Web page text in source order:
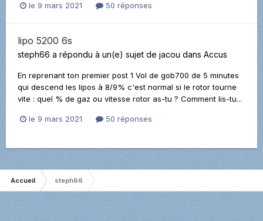
le 9 mars 2021 50 réponses
lipo 5200 6s
steph66 a répondu à un(e) sujet de jacou dans Accus
En reprenant ton premier post 1 Vol de gob700 de 5 minutes
qui descend les lipos à 8/9% c'est normal si le rotor tourne
vite : quel % de gaz ou vitesse rotor as-tu ? Comment lis-tu...
le 9 mars 2021 50 réponses
Accueil steph66